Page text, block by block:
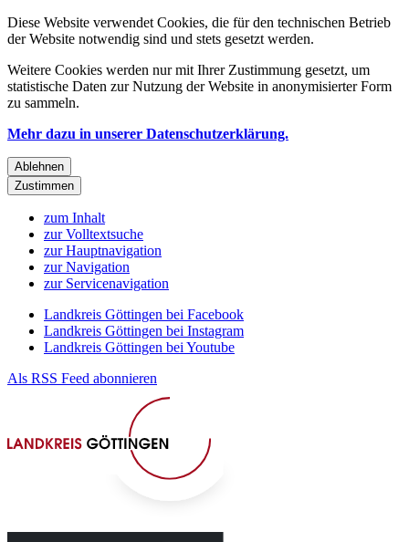
Diese Website verwendet Cookies, die für den technischen Betrieb
der Website notwendig sind und stets gesetzt werden.
Weitere Cookies werden nur mit Ihrer Zustimmung gesetzt, um
statistische Daten zur Nutzung der Website in anonymisierter Form
zu sammeln.
Mehr dazu in unserer Datenschutzerklärung.
Ablehnen
Zustimmen
zum Inhalt
zur Volltextsuche
zur Hauptnavigation
zur Navigation
zur Servicenavigation
Landkreis Göttingen bei Facebook
Landkreis Göttingen bei Instagram
Landkreis Göttingen bei Youtube
Als RSS Feed abonnieren